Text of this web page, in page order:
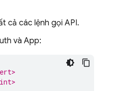
cả các lệnh gọi API.
và App: